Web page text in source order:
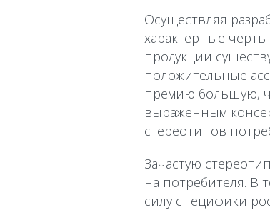
Осуществляя
характерные
продукции
положительные
премию большую,
выраженным
стереотипов
Зачастую
на потребителя. В
силу специфики